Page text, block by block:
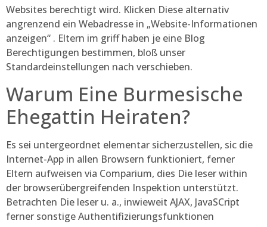
Websites berechtigt wird. Klicken Diese alternativ
angrenzend ein Webadresse in „Website-Informationen
anzeigen“ . Eltern im griff haben je eine Blog
Berechtigungen bestimmen, bloß unser
Standardeinstellungen nach verschieben.
Warum Eine Burmesische
Ehegattin Heiraten?
Es sei untergeordnet elementar sicherzustellen, sic die
Internet-App in allen Browsern funktioniert, ferner
Eltern aufweisen via Comparium, dies Die leser within
der browserübergreifenden Inspektion unterstützt.
Betrachten Die leser u. a., inwieweit AJAX, JavaSCript
ferner sonstige Authentifizierungsfunktionen